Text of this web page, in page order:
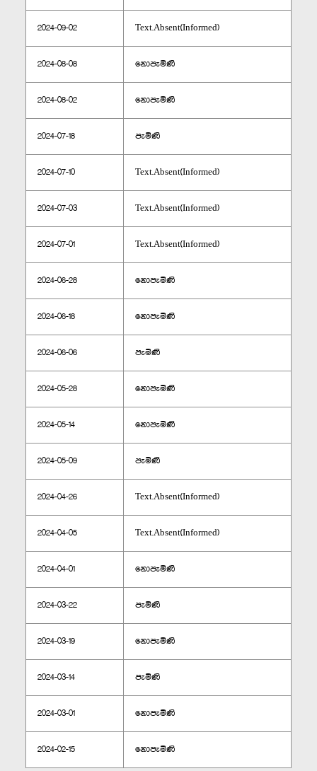
2024-09-02 Text.Absent(Informed)
2024-08-08 නොපැමිණි
2024-08-02 නොපැමිණි
2024-07-18 පැමිණි
2024-07-10 Text.Absent(Informed)
2024-07-03 Text.Absent(Informed)
2024-07-01 Text.Absent(Informed)
2024-06-28 නොපැමිණි
2024-06-18 නොපැමිණි
2024-06-06 පැමිණි
2024-05-28 නොපැමිණි
2024-05-14 නොපැමිණි
2024-05-09 පැමිණි
2024-04-26 Text.Absent(Informed)
2024-04-05 Text.Absent(Informed)
2024-04-01 නොපැමිණි
2024-03-22 පැමිණි
2024-03-19 නොපැමිණි
2024-03-14 පැමිණි
2024-03-01 නොපැමිණි
2024-02-15 නොපැමිණි